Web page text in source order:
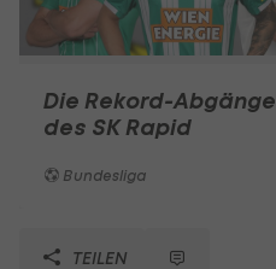
Die Rekord-Abgänge
des SK Rapid
Bundesliga
TEILEN